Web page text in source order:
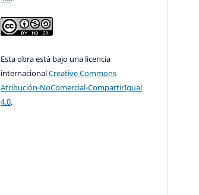
Esta obra está bajo una licencia
internacionalCreative Commons
Atribución-NoComercial-CompartirIgual
4.0.